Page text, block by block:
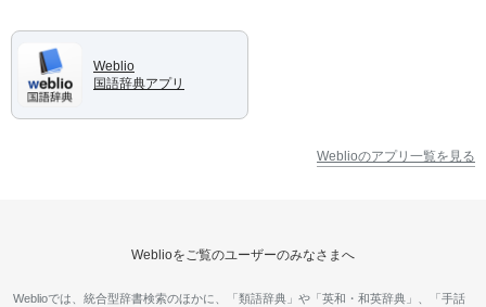
Weblio
国語辞典アプリ
Weblioのアプリ一覧を見る
Weblioをご覧のユーザーのみなさまへ
Weblioでは、統合型辞書検索のほかに、「類語辞典」や「英和・和英辞典」、「手話